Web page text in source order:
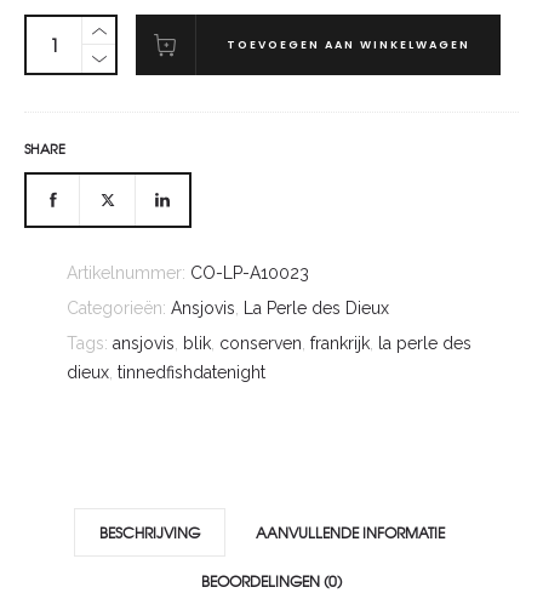
TOEVOEGEN AAN WINKELWAGEN
SHARE
Artikelnummer: CO-LP-A10023
Categorieën: Ansjovis
La Perle des Dieux
Tags: ansjovis blik conserven frankrijk
la perle des
dieux tinnedfishdatenight
BESCHRIJVING AANVULLENDE INFORMATIE
BEOORDELINGEN (0)